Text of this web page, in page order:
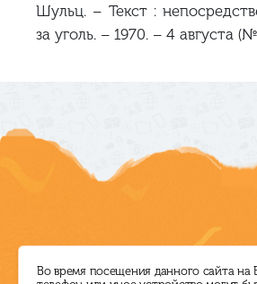
Шульц. – Текст :
за уголь. – 1970. – 4 августа
Режим работы
Во время посещения данного сайта на